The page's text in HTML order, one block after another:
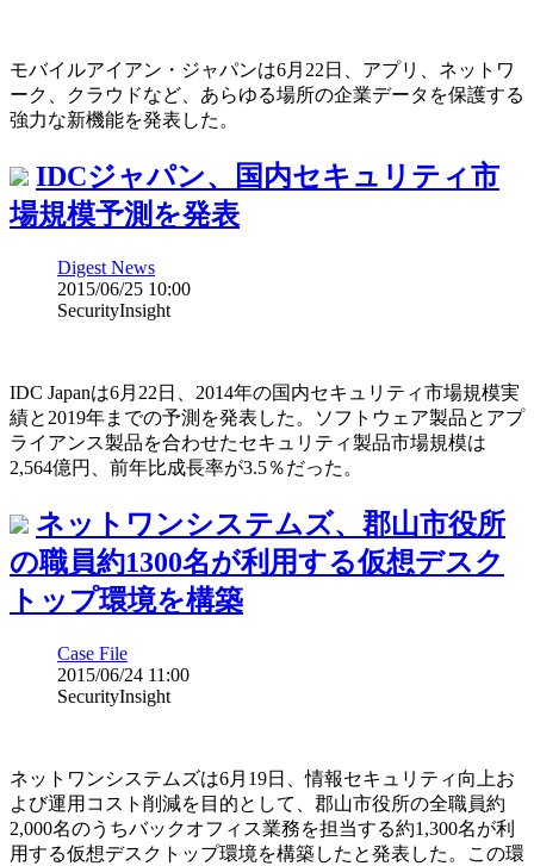
モバイルアイアン・ジャパンは6月22日、アプリ、ネットワ
ーク、クラウドなど、あらゆる場所の企業データを保護する
強力な新機能を発表した。
IDCジャパン、国内セキュリティ市
場規模予測を発表
Digest News
2015/06/25 10:00
SecurityInsight
IDC Japanは6月22日、2014年の国内セキュリティ市場規模実
績と2019年までの予測を発表した。ソフトウェア製品とアプ
ライアンス製品を合わせたセキュリティ製品市場規模は
2,564億円、前年比成長率が3.5％だった。
ネットワンシステムズ、郡山市役所
の職員約1300名が利用する仮想デスク
トップ環境を構築
Case File
2015/06/24 11:00
SecurityInsight
ネットワンシステムズは6月19日、情報セキュリティ向上お
よび運用コスト削減を目的として、郡山市役所の全職員約
2,000名のうちバックオフィス業務を担当する約1,300名が利
用する仮想デスクトップ環境を構築したと発表した。この環